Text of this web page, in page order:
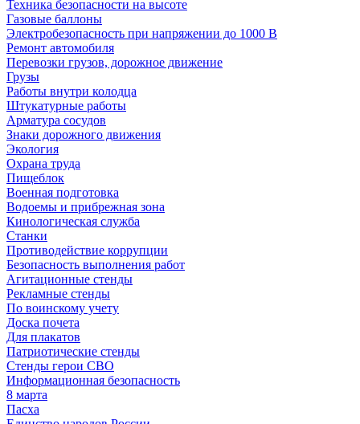
Техника безопасности на высоте
Газовые баллоны
Электробезопасность при напряжении до 1000 В
Ремонт автомобиля
Перевозки грузов, дорожное движение
Грузы
Работы внутри колодца
Штукатурные работы
Арматура сосудов
Знаки дорожного движения
Экология
Охрана труда
Пищеблок
Военная подготовка
Водоемы и прибрежная зона
Кинологическая служба
Станки
Противодействие коррупции
Безопасность выполнения работ
Агитационные стенды
Рекламные стенды
По воинскому учету
Доска почета
Для плакатов
Патриотические стенды
Стенды герои СВО
Информационная безопасность
8 марта
Пасха